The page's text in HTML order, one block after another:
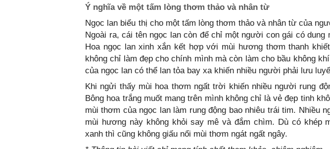
Ý nghĩa về một tấm lòng thơm thảo và nhân từ
Ngọc lan biểu thị cho một tấm lòng thơm thảo và nhân từ của
Ngoài ra, cái tên ngọc lan còn để chỉ một người con gái có dung
Hoa ngọc lan xinh xắn kết hợp với mùi hương thơm thanh
không chỉ làm đẹp cho chính mình mà còn làm cho bầu không
của ngọc lan có thể lan tỏa bay xa khiến nhiều người phải lưu
Khi ngửi thấy mùi hoa thơm ngất trời khiến nhiều người rung
Bông hoa trắng muốt mang trên mình không chỉ là vẻ đẹp tinh
mùi thơm của ngọc lan làm rung động bao nhiêu trái tim. Nhiều
mùi hương này không khỏi say mê và đắm chìm. Dù có khép
xanh thì cũng không giấu nổi mùi thơm ngát ngất ngây.